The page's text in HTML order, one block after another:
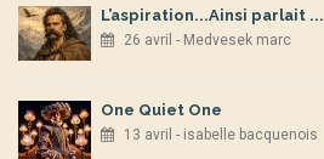
L’aspiration...Ainsi parlait ...
26 avril - Medvesek marc
One Quiet One
13 avril - isabelle bacquenois